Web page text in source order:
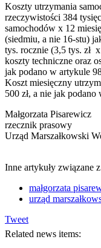
Koszty utrzymania
rzeczywistości 384
samochodów x 12
(siedmiu, a nie 16-stu)
tys. rocznie (3,5 tys. zł
koszty techniczne oraz
jak podano w artykule
Koszt miesięczny
500 zł, a nie jak podano
Małgorzata Pisarewicz
rzecznik prasowy
Urząd Marszałkowski
Inne artykuły związane
małgorzata
urząd
Tweet
Related news items: